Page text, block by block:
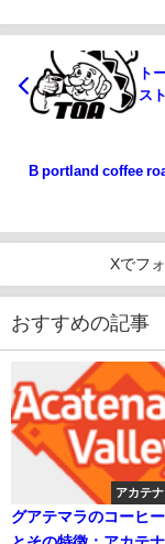
ト
ス
B portland coffee
Xでフ
おすすめの記事
アカテ
グアテマラのコーヒ